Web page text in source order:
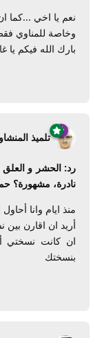
نعم يا اخي ...كما
وخاصة للمناوي
بارك الله فيكم يا
تلميذ
رد: الحشر و
نادرة، مشهورة؟
منذ ايام وانا
أريد ان اقارن
ان كانت نسختي
بنسختك